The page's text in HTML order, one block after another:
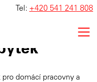
Tel: +420 541 241 808
domácí pracovny a